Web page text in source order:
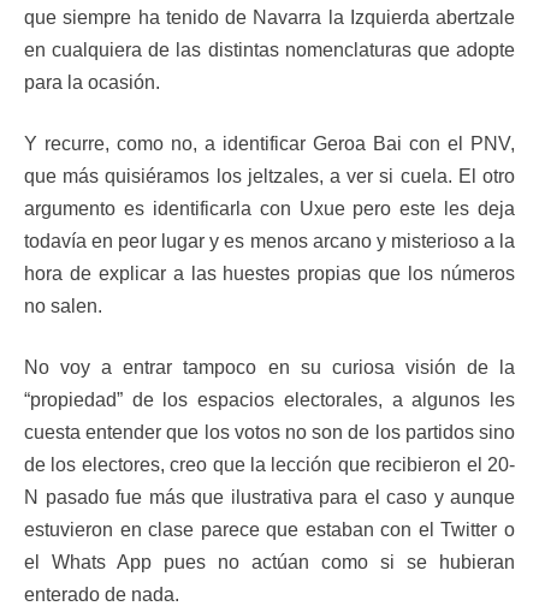
que siempre ha tenido de Navarra la Izquierda abertzale
en cualquiera de las distintas nomenclaturas que adopte
para la ocasión.
Y recurre, como no, a identificar Geroa Bai con el PNV,
que más quisiéramos los jeltzales, a ver si cuela. El otro
argumento es identificarla con Uxue pero este les deja
todavía en peor lugar y es menos arcano y misterioso a la
hora de explicar a las huestes propias que los números
no salen.
No voy a entrar tampoco en su curiosa visión de la
“propiedad” de los espacios electorales, a algunos les
cuesta entender que los votos no son de los partidos sino
de los electores, creo que la lección que recibieron el 20-
N pasado fue más que ilustrativa para el caso y aunque
estuvieron en clase parece que estaban con el Twitter o
el Whats App pues no actúan como si se hubieran
enterado de nada.